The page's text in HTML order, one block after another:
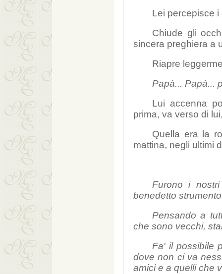
Lei percepisce
Chiude gli
sincera preghiera a
Riapre
Papà... Papà...
Lui accenna
prima, va verso di
Quella era la
mattina, negli ultimi
Furono i
benedetto
Pensando a
che sono vecchi,
Fa' il possibile
dove non ci va
amici e a quelli che